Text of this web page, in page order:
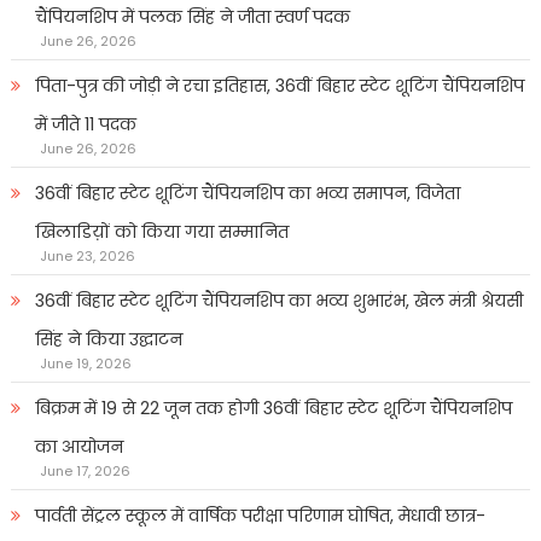
चैंपियनशिप में पलक सिंह ने जीता स्वर्ण पदक
June 26, 2026
पिता-पुत्र की जोड़ी ने रचा इतिहास, 36वीं बिहार स्टेट शूटिंग चैंपियनशिप
में जीते 11 पदक
June 26, 2026
36वीं बिहार स्टेट शूटिंग चैंपियनशिप का भव्य समापन, विजेता
खिलाडिय़ों को किया गया सम्मानित
June 23, 2026
36वीं बिहार स्टेट शूटिंग चैंपियनशिप का भव्य शुभारंभ, खेल मंत्री श्रेयसी
सिंह ने किया उद्घाटन
June 19, 2026
बिक्रम में 19 से 22 जून तक होगी 36वीं बिहार स्टेट शूटिंग चैंपियनशिप
का आयोजन
June 17, 2026
पार्वती सेंट्रल स्कूल में वार्षिक परीक्षा परिणाम घोषित, मेधावी छात्र-